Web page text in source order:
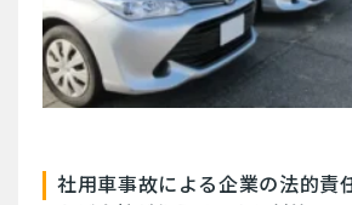
社用車事故による企業の法的責